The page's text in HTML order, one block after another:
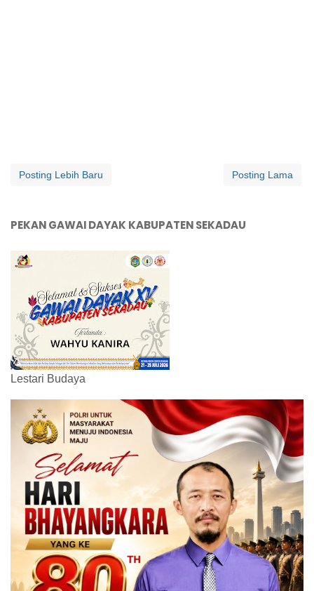
Posting Lebih Baru Posting Lama
PEKAN GAWAI DAYAK KABUPATEN SEKADAU
Lestari Budaya